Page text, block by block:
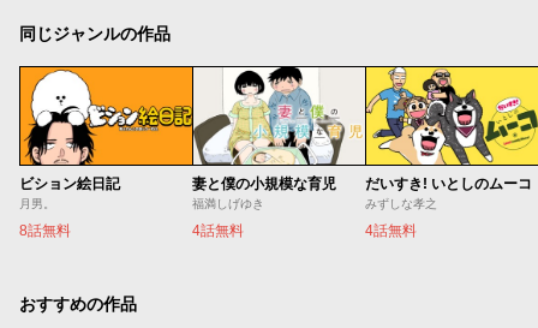
同じジャンルの作品
ビション絵日記
月男。
8話無料
妻と僕の小規模な育児
福満しげゆき
4話無料
だいすき! いとしのムーコ
みずしな孝之
4話無料
おすすめの作品